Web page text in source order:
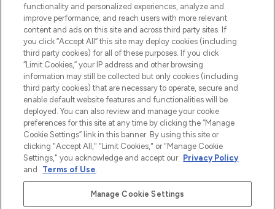
Do Not Sell or Share My Personal
Information
HELP & INFORMATIE
BEDRIJFSINFORMATIE
OVER LOOKFANTASTIC
Betaal veilig met
functionality and personalized experiences, analyze and
improve performance, and reach users with more relevant
content and ads on this site and across third party sites. If
you click “Accept All” this site may deploy cookies (including
third party cookies) for all of these purposes. If you click
“Limit Cookies,” your IP address and other browsing
information may still be collected but only cookies (including
third party cookies) that are necessary to operate, secure and
enable default website features and functionalities will be
deployed. You can also review and manage your cookie
preferences for this site at any time by clicking the “Manage
Cookie Settings” link in this banner. By using this site or
clicking "Accept All," "Limit Cookies," or "Manage Cookie
Settings," you acknowledge and accept our Privacy Policy
and
Terms of Use.
Manage Cookie Settings